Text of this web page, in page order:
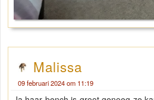
Malissa
09 februari 2024 om 11:19